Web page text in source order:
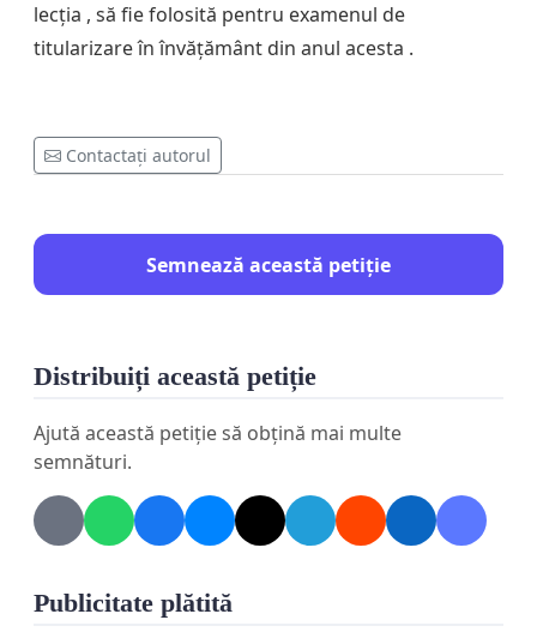
lecția , să fie folosită pentru examenul de
titularizare în învățământ din anul acesta .
Contactați autorul
Semnează această petiție
Distribuiți această petiție
Ajută această petiție să obțină mai multe
semnături.
Publicitate plătită